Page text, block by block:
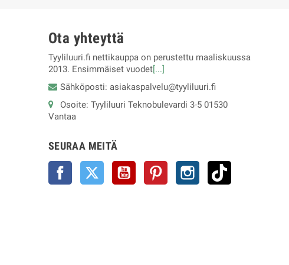
Ota yhteyttä
Tyyliluuri.fi nettikauppa on perustettu maaliskuussa
2013. Ensimmäiset vuodet[...]
Sähköposti: asiakaspalvelu@tyyliluuri.fi
Osoite: Tyyliluuri Teknobulevardi 3-5 01530
Vantaa
SEURAA MEITÄ
Facebook Twitter YouTube Pinterest Instagram